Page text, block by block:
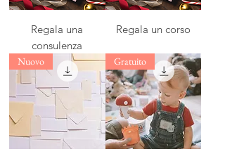
Regala una
consulenza
Regala un corso
Nuovo Gratuito